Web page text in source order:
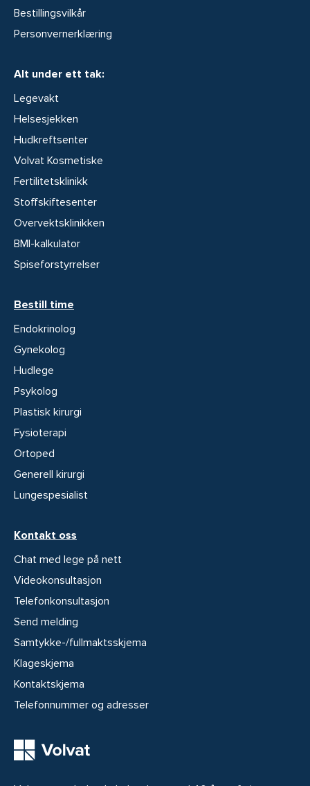
Bestillingsvilkår
Personvernerklæring
Alt under ett tak:
Legevakt
Helsesjekken
Hudkreftsenter
Volvat Kosmetiske
Fertilitetsklinikk
Stoffskiftesenter
Overvektsklinikken
BMI-kalkulator
Spiseforstyrrelser
Bestill time
Endokrinolog
Gynekolog
Hudlege
Psykolog
Plastisk kirurgi
Fysioterapi
Ortoped
Generell kirurgi
Lungespesialist
Kontakt oss
Chat med lege på nett
Videokonsultasjon
Telefonkonsultasjon
Send melding
Samtykke-/fullmaktsskjema
Klageskjema
Kontaktskjema
Telefonnummer og adresser